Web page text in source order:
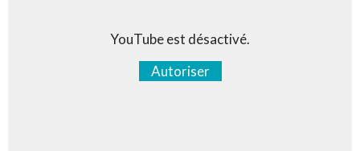
YouTube est désactivé.
Autoriser